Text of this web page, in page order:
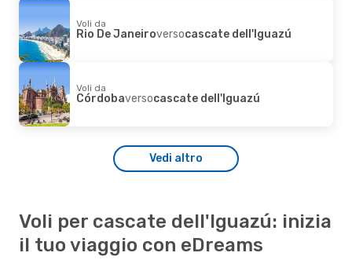
Voli da
Rio De Janeiroversocascate dell'Iguazú
Voli da
Córdobaversocascate dell'Iguazú
Vedi altro
Voli per cascate dell'Iguazú: inizia
il tuo viaggio con eDreams